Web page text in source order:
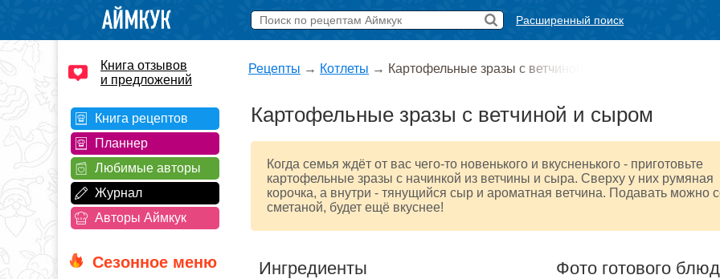
Расширенный поиск
Книга отзывов
и предложений
Книга рецептов
Планнер
Любимые авторы
Журнал
Авторы Аймкук
Сезонное меню
Рецепты → Котлеты → Картофельные зразы с ветчиной
Картофельные зразы с ветчиной и сыром
Когда семья ждёт от вас чего-то новенького и вкусненького - приготовьте
картофельные зразы с начинкой из ветчины и сыра. Сверху у них румяная
корочка, а внутри - тянущийся сыр и ароматная ветчина. Подавать можно
сметаной, будет ещё вкуснее!
Ингредиенты Фото готового